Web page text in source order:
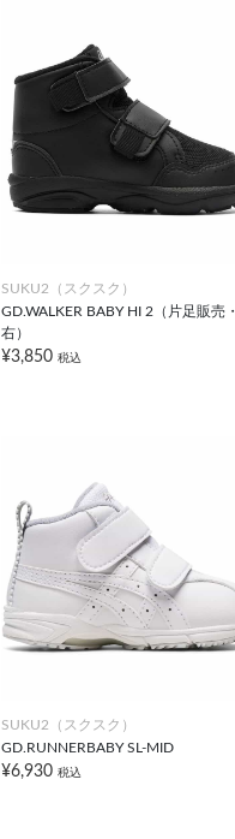
SUKU2（スクスク）
GD.WALKER BABY HI 2（片足販売・
右）
¥3,850 税込
SUKU2（スクスク）
GD.RUNNERBABY SL-MID
¥6,930 税込